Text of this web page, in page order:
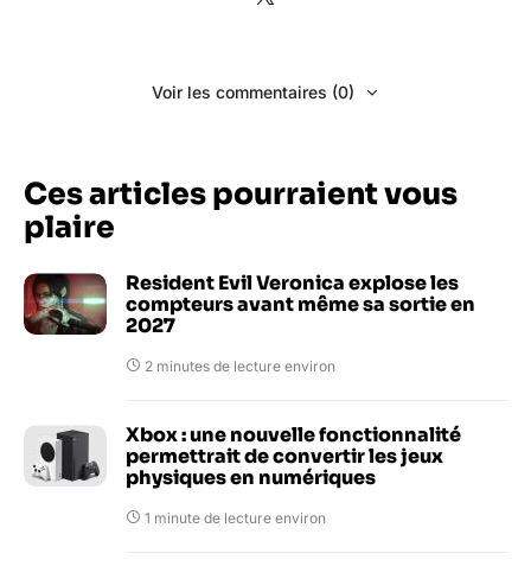
Voir les commentaires (0)
Ces articles pourraient vous
plaire
Resident Evil Veronica explose les
compteurs avant même sa sortie en
2027
2 minutes de lecture environ
Xbox : une nouvelle fonctionnalité
permettrait de convertir les jeux
physiques en numériques
1 minute de lecture environ